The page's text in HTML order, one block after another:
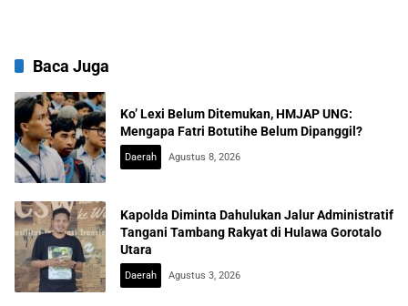
Baca Juga
Ko’ Lexi Belum Ditemukan, HMJAP UNG:
Mengapa Fatri Botutihe Belum Dipanggil?
Daerah Agustus 8, 2026
Kapolda Diminta Dahulukan Jalur Administratif
Tangani Tambang Rakyat di Hulawa Gorotalo
Utara
Daerah Agustus 3, 2026